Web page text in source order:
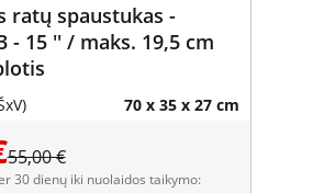
ratų spaustukas -
- 15 '' / maks. 19,5 cm
70 x 35 x 27 cm
55,00 €
30 dienų iki nuolaidos taikymo: